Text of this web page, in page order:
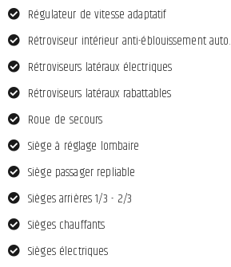
Régulateur de vitesse adaptatif
Rétroviseur intérieur anti-éblouissement auto.
Rétroviseurs latéraux électriques
Rétroviseurs latéraux rabattables
Roue de secours
Siège à réglage lombaire
Siège passager repliable
Sièges arrières 1/3 - 2/3
Sièges chauffants
Sièges électriques